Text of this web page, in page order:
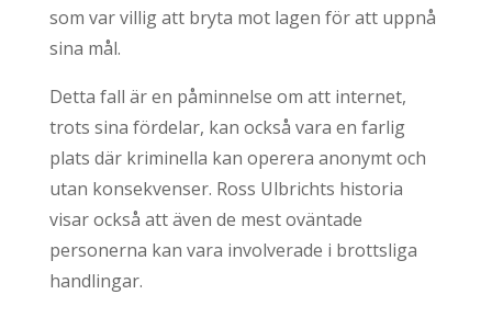
som var villig att bryta mot lagen för att uppnå
sina mål.
Detta fall är en påminnelse om att internet,
trots sina fördelar, kan också vara en farlig
plats där kriminella kan operera anonymt och
utan konsekvenser. Ross Ulbrichts historia
visar också att även de mest oväntade
personerna kan vara involverade i brottsliga
handlingar.